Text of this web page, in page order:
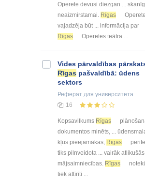
Operete devusi diezgan ...
neaizmirstamai. Rīgas
vajadzēja būt ... informācija par
Rīgas
Operetes teātra ...
Vides pārvaldības
Rīgas pašvaldībā: ūdens
sektors
Реферат для университета
16
Kopsavilkums Rīgas
dokumentos minēts, ...
kļūs pieejamākas, Rīgas
tiks pilnveidota ... vairāk atlikušās
mājsaimniecības. Rīgas
tiek attīrīti ...